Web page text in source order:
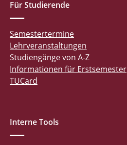
Für Studierende
Semestertermine
Lehrveranstaltungen
Studiengänge von A-Z
Informationen für Erstsemester
TUCard
Interne Tools